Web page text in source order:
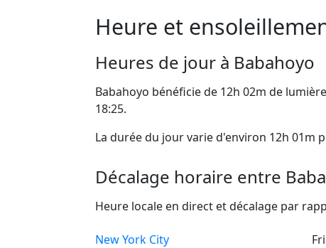
Heure et
Heures de jour à Babahoyo
Babahoyo bénéficie de 12h 02m de
18:25.
La durée du jour varie d'environ 12h 01m
Décalage horaire entre
Heure locale en direct et décalage par
New York City